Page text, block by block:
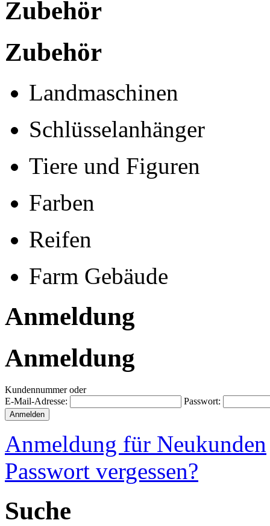
Zubehör
Zubehör
Landmaschinen
Schlüsselanhänger
Tiere und Figuren
Farben
Reifen
Farm Gebäude
Anmeldung
Anmeldung
Kundennummer oder
E-Mail-Adresse:
Passwort:
Anmeldung für Neukunden
Passwort vergessen?
Suche